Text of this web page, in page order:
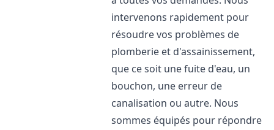
intervenons rapidement pour
résoudre vos problèmes de
plomberie et d'assainissement,
que ce soit une fuite d'eau, un
bouchon, une erreur de
canalisation ou autre. Nous
sommes équipés pour répondre